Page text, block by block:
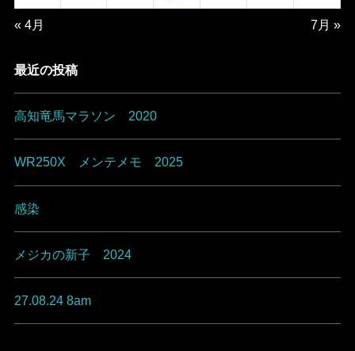
« 4月 7月 »
最近の投稿
高知竜馬マラソン 2020
WR250X メンテメモ 2025
感染
メジカの新子 2024
27.08.24 8am